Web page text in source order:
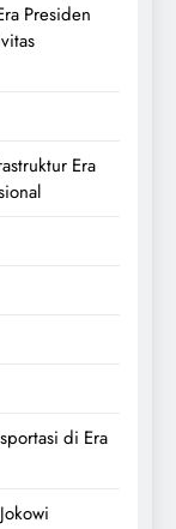
Presiden
Era
di Era